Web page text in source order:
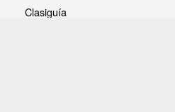
Clasiguía